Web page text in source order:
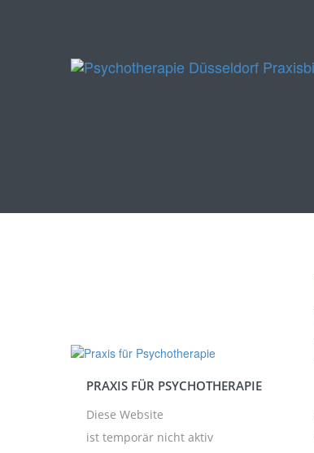
PRAXIS FÜR PSYCHOTHERAPIE
Diese Website
ist temporär nicht aktiv